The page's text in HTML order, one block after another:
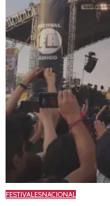
FESTIVALESNACIONAL